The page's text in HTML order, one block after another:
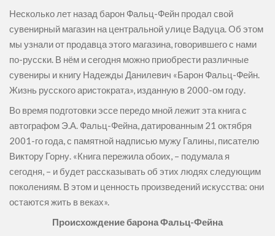
Несколько лет назад барон Фальц-Фейн продал свой
сувенирный магазин на центральной улице Вадуца. Об этом
мы узнали от продавца этого магазина, говорившего с нами
по-русски. В нём и сегодня можно приобрести различные
сувениры и книгу Надежды Данилевич «Барон Фальц-Фейн.
Жизнь русского аристократа», изданную в 2000-ом году.
Во время подготовки эссе передо мной лежит эта книга с
автографом Э.А. Фальц-Фейна, датированным 21 октября
2001-го года, с памятной надписью мужу Галины, писателю
Виктору Горну. «Книга пережила обоих, – подумала я
сегодня, – и будет рассказывать об этих людях следующим
поколениям. В этом и ценность произведений искусства: они
остаются жить в веках».
Происхождение барона Фальц-Фейна